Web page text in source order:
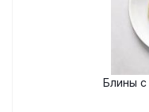
Блины с